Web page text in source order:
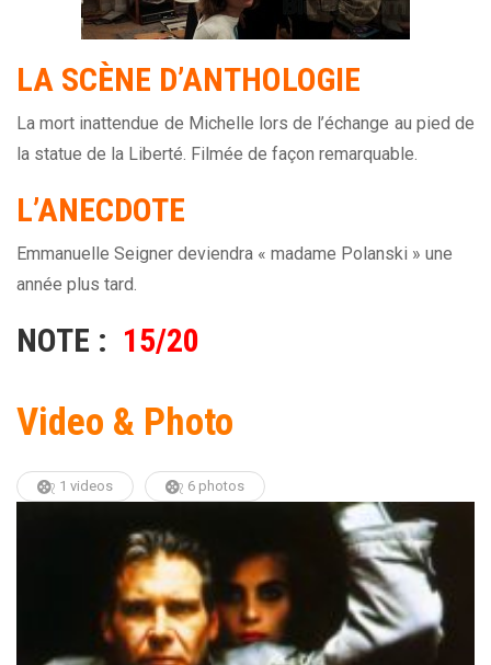
LA SCÈNE D’ANTHOLOGIE
La mort inattendue de Michelle lors de l’échange au pied de
la statue de la Liberté. Filmée de façon remarquable.
L’ANECDOTE
Emmanuelle Seigner deviendra « madame Polanski » une
année plus tard.
NOTE : 15/20
Video & Photo
1 videos 6 photos